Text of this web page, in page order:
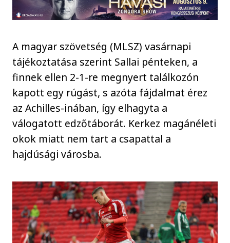
A magyar szövetség (MLSZ) vasárnapi
tájékoztatása szerint Sallai pénteken, a
finnek ellen 2-1-re megnyert találkozón
kapott egy rúgást, s azóta fájdalmat érez
az Achilles-inában, így elhagyta a
válogatott edzőtáborát. Kerkez magánéleti
okok miatt nem tart a csapattal a
hajdúsági városba.